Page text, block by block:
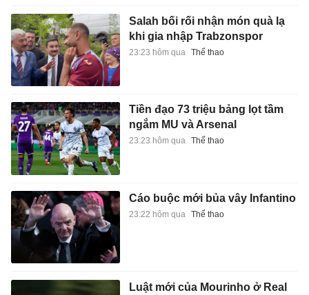
Salah bối rối nhận món quà lạ
khi gia nhập Trabzonspor
23:23 hôm qua Thể thao
Tiền đạo 73 triệu bảng lọt tầm
ngắm MU và Arsenal
23:23 hôm qua Thể thao
Cáo buộc mới bủa vây Infantino
23:22 hôm qua Thể thao
Luật mới của Mourinho ở Real